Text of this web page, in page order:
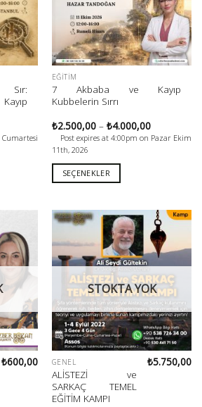
EĞITIM
7 Akbaba ve Kayıp
Kubbelerin Sırrı
₺2.500,00 – ₺4.000,00Fiyat
aralığı:
₺2.500,00
Post expires at 4:00pm on Pazar Ekim
11th, 2026
SEÇENEKLER
Bu
ürünün
birden
fazla
varyasyonu
var.
Seçenekler
ürün
seçilebilir
₺600,00
STOKTA YOK
GENEL
ALİSTEZİ ve
SARKAÇ TEMEL
EĞİTİM KAMPI
₺5.750,00